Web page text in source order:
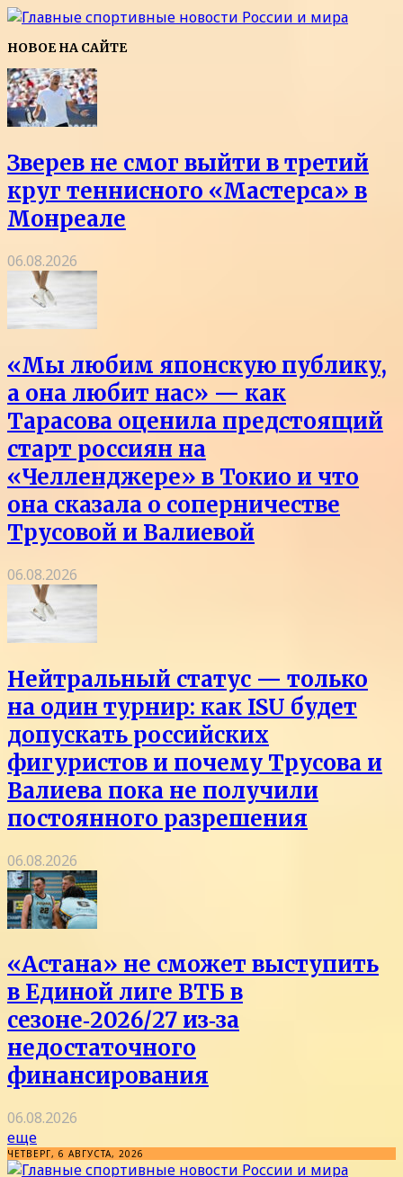
НОВОЕ НА САЙТЕ
Зверев не смог выйти в третий
круг теннисного «Мастерса» в
Монреале
06.08.2026
«Мы любим японскую публику,
а она любит нас» — как
Тарасова оценила предстоящий
старт россиян на
«Челленджере» в Токио и что
она сказала о соперничестве
Трусовой и Валиевой
06.08.2026
Нейтральный статус — только
на один турнир: как ISU будет
допускать российских
фигуристов и почему Трусова и
Валиева пока не получили
постоянного разрешения
06.08.2026
«Астана» не сможет выступить
в Единой лиге ВТБ в
сезоне‑2026/27 из‑за
недостаточного
финансирования
06.08.2026
еще
ЧЕТВЕРГ, 6 АВГУСТА, 2026